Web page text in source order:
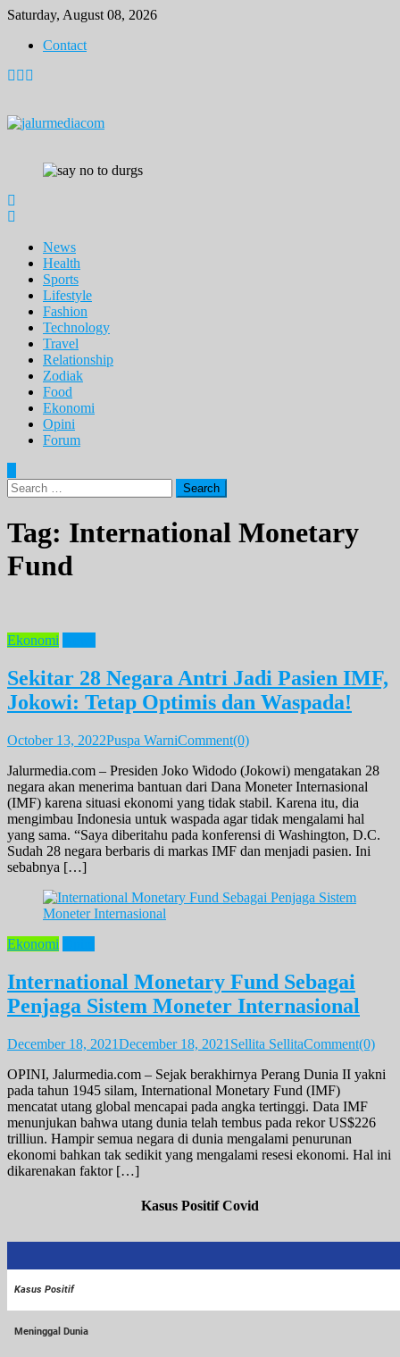
Skip
content
Saturday, August 08, 2026
Contact
News
Health
Sports
Lifestyle
Fashion
Technology
Travel
Relationship
Zodiak
Food
Ekonomi
Opini
Forum
Search
for:
Tag: International Monetary
Fund
Ekonomi
Sekitar 28 Negara Antri Jadi Pasien IMF,
Jokowi: Tetap Optimis dan Waspada!
October 13, 2022Puspa WarniComment(0)
Jalurmedia.com – Presiden Joko Widodo (Jokowi) mengatakan 28
negara akan menerima bantuan dari Dana Moneter Internasional
(IMF) karena situasi ekonomi yang tidak stabil. Karena itu, dia
mengimbau Indonesia untuk waspada agar tidak mengalami hal
yang sama. “Saya diberitahu pada konferensi di Washington, D.C.
Sudah 28 negara berbaris di markas IMF dan menjadi pasien. Ini
sebabnya […]
Ekonomi
International Monetary Fund Sebagai
Penjaga Sistem Moneter Internasional
December 18, 2021December 18, 2021 Sellita SellitaComment(0)
OPINI, Jalurmedia.com – Sejak berakhirnya Perang Dunia II yakni
pada tahun 1945 silam, International Monetary Fund (IMF)
mencatat utang global mencapai pada angka tertinggi. Data IMF
menunjukan bahwa utang dunia telah tembus pada rekor US$226
trilliun. Hampir semua negara di dunia mengalami penurunan
ekonomi bahkan tak sedikit yang mengalami resesi ekonomi. Hal ini
dikarenakan faktor […]
Kasus Positif Covid